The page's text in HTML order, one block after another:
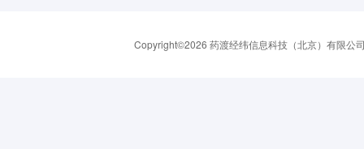
Copyright©2026 药渡经纬信息科技（北京）有限公